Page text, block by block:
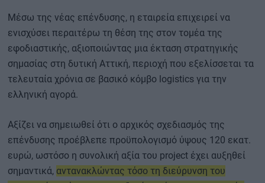
Μέσω της νέας επένδυσης, η εταιρεία επιχειρεί να
ενισχύσει περαιτέρω τη θέση της στον τομέα της
εφοδιαστικής, αξιοποιώντας μια έκταση στρατηγικής
σημασίας στη δυτική Αττική, περιοχή που εξελίσσεται τα
τελευταία χρόνια σε βασικό κόμβο logistics για την
ελληνική αγορά.
Αξίζει να σημειωθεί ότι ο αρχικός σχεδιασμός της
επένδυσης προέβλεπε προϋπολογισμό ύψους 120 εκατ.
ευρώ, ωστόσο η συνολική αξία του project έχει αυξηθεί
σημαντικά, αντανακλώντας τόσο τη διεύρυνση του